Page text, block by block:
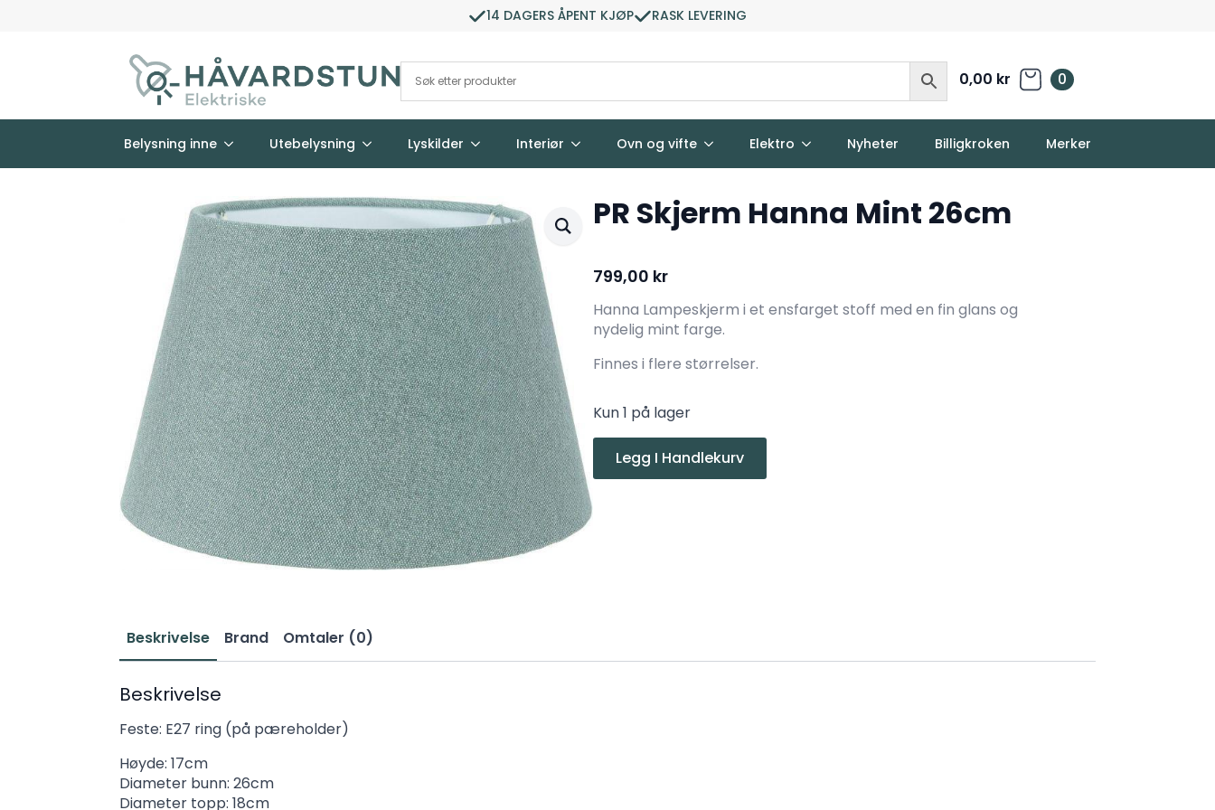
14 DAGERS ÅPENT KJØP RASK LEVERING
0,00 kr 0
Belysning inne Utebelysning Lyskilder Interiør Ovn og vifte Elektro Nyheter Billigkroken Merker
PR Skjerm Hanna Mint 26cm
799,00 kr
Hanna Lampeskjerm i et ensfarget stoff med en fin glans og
nydelig mint farge.
Finnes i flere størrelser.
Kun 1 på lager
Legg I Handlekurv
Beskrivelse Brand Omtaler (0)
Beskrivelse
Feste: E27 ring (på pæreholder)
Høyde: 17cm
Diameter bunn: 26cm
Diameter topp: 18cm